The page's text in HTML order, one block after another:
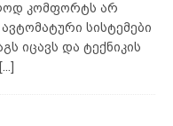
კომფორტს არ
სისტემები
იცავს და ტექნიკის
[...]